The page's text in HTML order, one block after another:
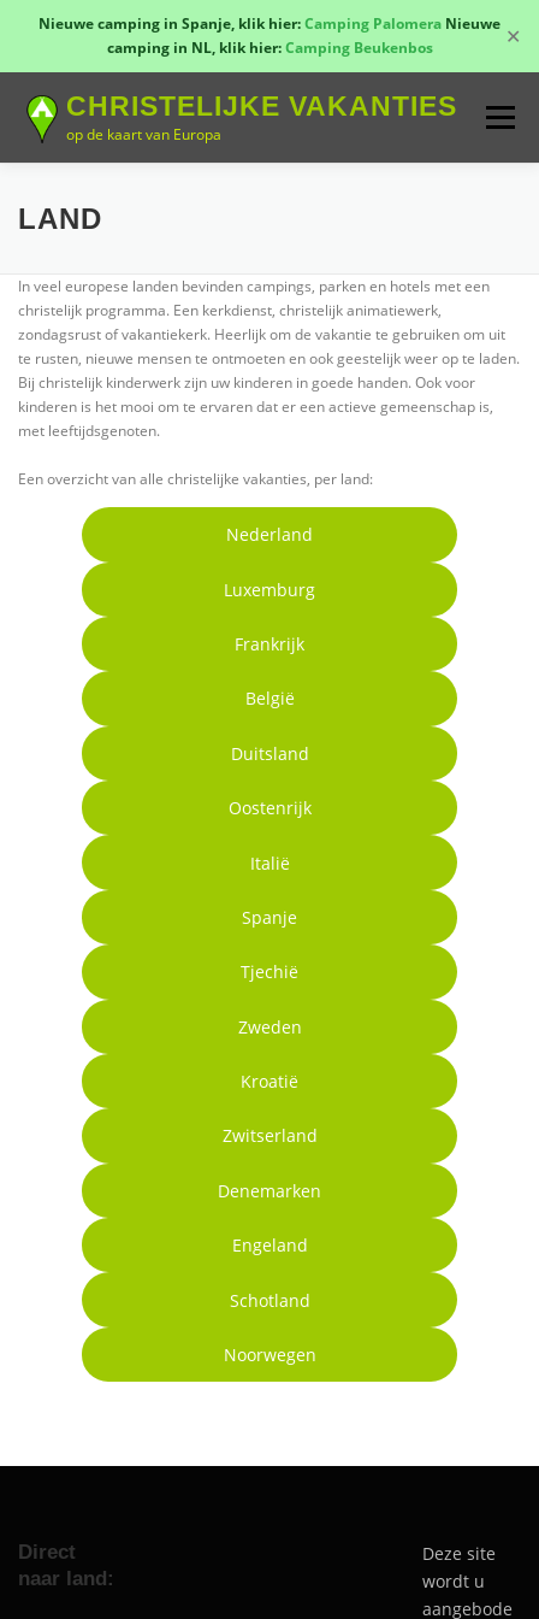
Nieuwe camping in Spanje, klik hier:Camping Palomera Nieuwe
camping in NL, klik hier:Camping Beukenbos ✕
inhoud
CHRISTELIJKE VAKANTIES
op de kaart van Europa
Menu
TOON KAART!
AANMELDEN GROEPSREIZEN
LAND
In veel europese landen bevinden campings, parken en hotels met een
christelijk programma. Een kerkdienst, christelijk animatiewerk,
zondagsrust of vakantiekerk. Heerlijk om de vakantie te gebruiken om uit
te rusten, nieuwe mensen te ontmoeten en ook geestelijk weer op te laden.
Bij christelijk kinderwerk zijn uw kinderen in goede handen. Ook voor
kinderen is het mooi om te ervaren dat er een actieve gemeenschap is,
met leeftijdsgenoten.
Een overzicht van alle christelijke vakanties, per land:
Nederland
Luxemburg
Frankrijk
België
Duitsland
Oostenrijk
Italië
Spanje
Tjechië
Zweden
Kroatië
Zwitserland
Denemarken
Engeland
Schotland
Noorwegen
Direct
naar land:
Deze site
wordt u
aangebode